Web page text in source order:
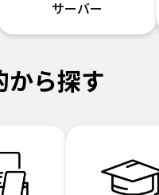
サーバー
から探す